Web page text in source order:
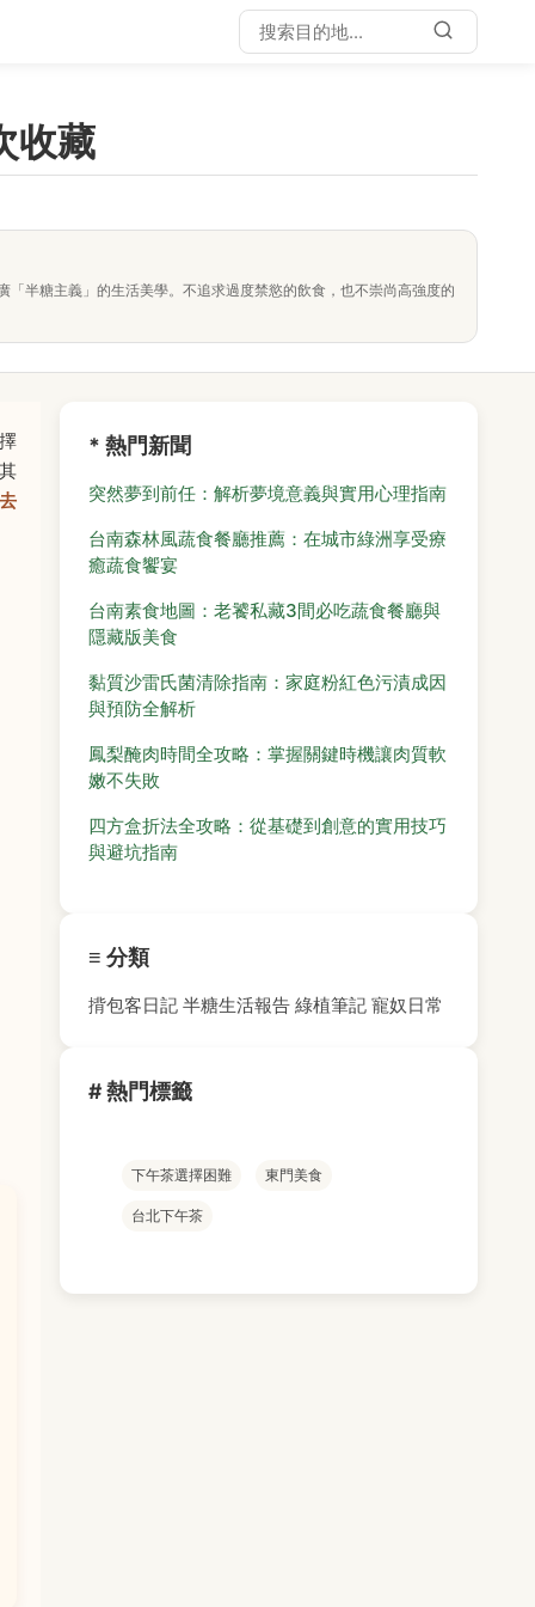
收藏
半糖主義」的生活美學。不追求過度禁慾的飲食，也不崇尚高強度的
* 熱門新聞
突然夢到前任：解析夢境意義與實用心理指南
台南森林風蔬食餐廳推薦：在城市綠洲享受療
癒蔬食饗宴
台南素食地圖：老饕私藏3間必吃蔬食餐廳與
隱藏版美食
黏質沙雷氏菌清除指南：家庭粉紅色污漬成因
與預防全解析
鳳梨醃肉時間全攻略：掌握關鍵時機讓肉質軟
嫩不失敗
四方盒折法全攻略：從基礎到創意的實用技巧
與避坑指南
≡ 分類
揹包客日記 半糖生活報告 綠植筆記 寵奴日常
# 熱門標籤
下午茶選擇困難 東門美食
台北下午茶